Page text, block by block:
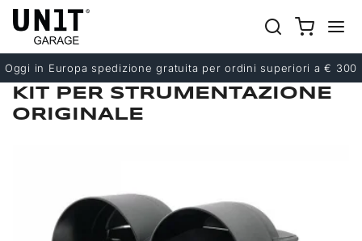
Oggi in Europa spedizione gratuita per ordini superiori a € 300
Precedente
Successivo
KIT PER STRUMENTAZIONE
ORIGINALE